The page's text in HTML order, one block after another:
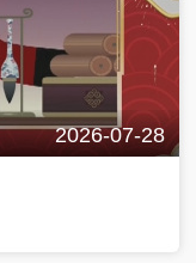
2026-07-28